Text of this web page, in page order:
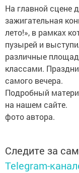
На главной сцене
зажигательная
лето!», в рамках
пузырей и
различные
классами.
самого вечера.
Подробный
на нашем сайте.
фото автора.
Следите за
Telegram-